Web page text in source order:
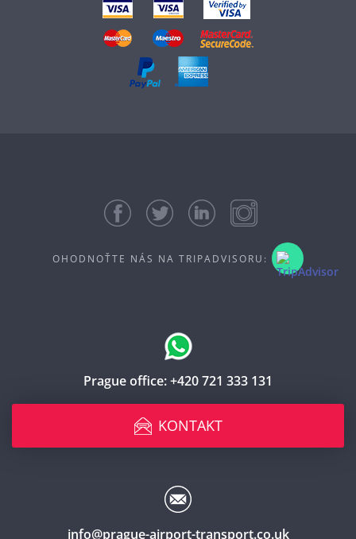
OHODNOŤTE NÁS NA TRIPADVISORU:
Prague office:+420 721 333 131
KONTAKT
info@prague-airport-transport.co.uk